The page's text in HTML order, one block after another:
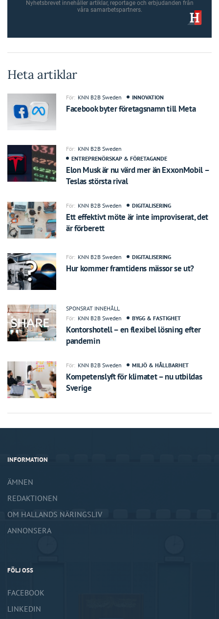
Nyhetsbrevet innehåller artiklar, reportage och erbjudanden från
våra samarbetspartners.
Heta artiklar
För: KNN B2B Sweden INNOVATION
Facebook byter företagsnamn till Meta
För: KNN B2B Sweden
ENTREPRENÖRSKAP & FÖRETAGANDE
Elon Musk är nu värd mer än ExxonMobil –
Teslas största rival
För: KNN B2B Sweden DIGITALISERING
Ett effektivt möte är inte improviserat, det
är förberett
För: KNN B2B Sweden DIGITALISERING
Hur kommer framtidens mässor se ut?
SPONSRAT INNEHÅLL
För: KNN B2B Sweden BYGG & FASTIGHET
Kontorshotell – en flexibel lösning efter
pandemin
För: KNN B2B Sweden MILJÖ & HÅLLBARHET
Kompetenslyft för klimatet – nu utbildas
Sverige
INFORMATION
ÄMNEN
REDAKTIONEN
OM HALLANDS NÄRINGSLIV
ANNONSERA
FÖLJ OSS
FACEBOOK
LINKEDIN